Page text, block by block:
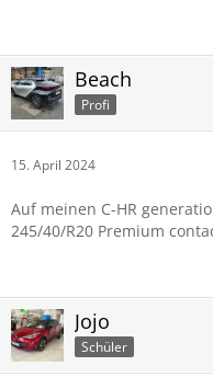
Beach
Profi
15. April 2024
Auf meinen C-HR
245/40/R20 Premium
Jojo
Schüler